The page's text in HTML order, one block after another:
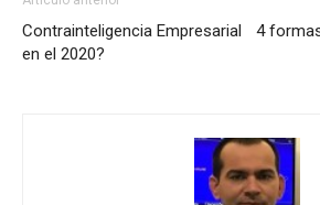
Contrainteligencia Empresarial
en el 2020?
4